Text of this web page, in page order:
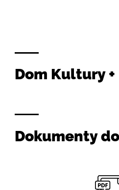
Dom Kultury +
Dokumenty